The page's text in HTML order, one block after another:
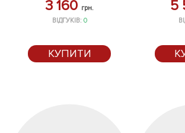
3 160 грн.
ВІДГУКІВ: 0
КУПИТИ
5